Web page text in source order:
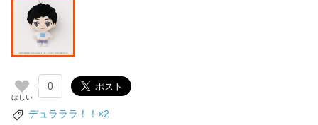
0
デュラララ！！×2